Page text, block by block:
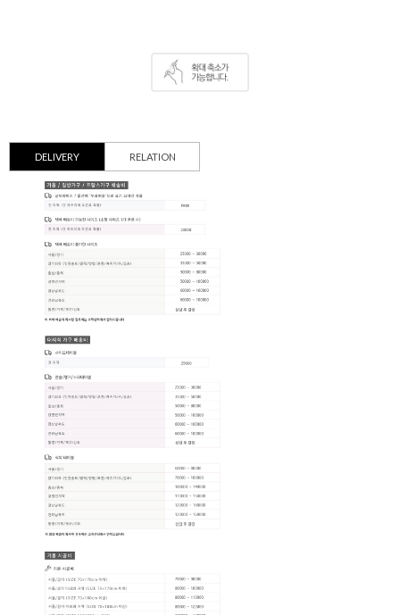
DELIVERY RELATION